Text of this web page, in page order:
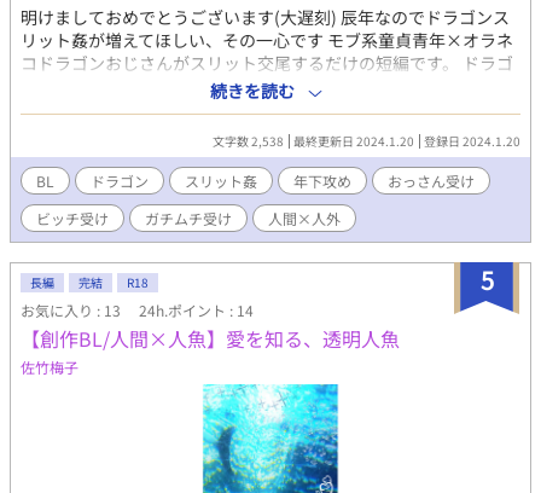
明けましておめでとうございます(大遅刻) 辰年なのでドラゴンス
リット姦が増えてほしい、その一心です モブ系童貞青年×オラネ
コドラゴンおじさんがスリット交尾するだけの短編です。 ドラゴ
ンスリット姦書くぞ！とだけ決めて一時間で書きました。 この話
はpixiv、ムーンライトノベルズ、作者個人サイトにも掲載してい
続きを読む
文字数 2,538 最終更新日 2024.1.20 登録日 2024.1.20
BL ドラゴン スリット姦 年下攻め
おっさん受け
ビッチ受け
ガチムチ受け 人間×人外
5
長編 完結 R18
お気に入り : 13 24h.ポイント : 14
【創作BL/人間×人魚】愛を知る、透明人魚
佐竹梅子